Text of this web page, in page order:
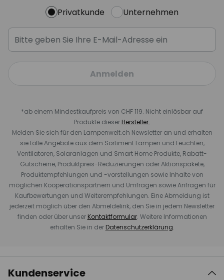
Privatkunde Unternehmen
Anmelden
*ab einem Mindestkaufpreis von CHF 119. Nicht einlösbar auf
Produkte dieser Hersteller.
Melden Sie sich für den Lampenwelt.ch Newsletter an und erhalten
sie tolle Angebote aus dem Sortiment Lampen und Leuchten,
Ventilatoren, Solaranlagen und Smart Home Produkte, Rabatt-
Gutscheine, Produktpreis-Reduzierungen oder Aktionspakete,
Produktempfehlungen und -vorstellungen sowie Inhalte von
möglichen Kooperationspartnern und Umfragen sowie Anfragen für
Kaufbewertungen und Weiterempfehlungen. Eine Abmeldung ist
jederzeit möglich über den Abmeldelink, den Sie in jedem Newsletter
finden oder über unser Kontaktformular. Weitere Informationen
erhalten Sie in der Datenschutzerklärung.
Kundenservice